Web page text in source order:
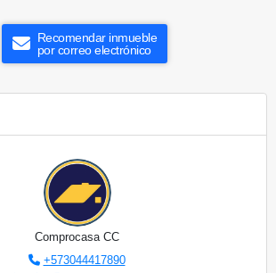
Recomendar inmueble
por correo electrónico
Comprocasa CC
+573044417890